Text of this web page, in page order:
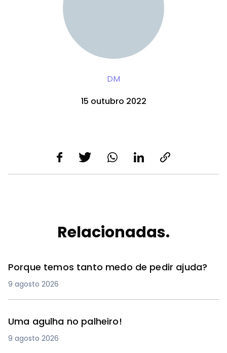
DM
15 outubro 2022
Relacionadas.
Porque temos tanto medo de pedir ajuda?
9 agosto 2026
Uma agulha no palheiro!
9 agosto 2026